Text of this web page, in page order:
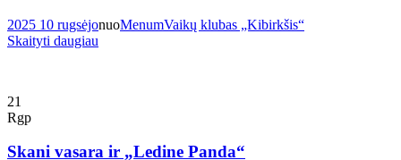
2025 10 rugsėjonuoMenumVaikų klubas „Kibirkšis“
Skaityti daugiau
21
Rgp
Skani vasara ir „Ledine Panda“